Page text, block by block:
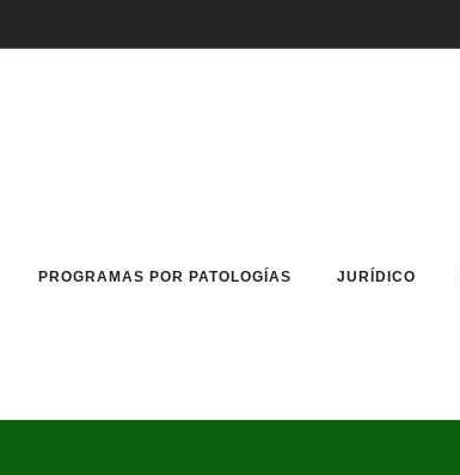
PROGRAMAS POR PATOLOGÍAS JURÍDICO